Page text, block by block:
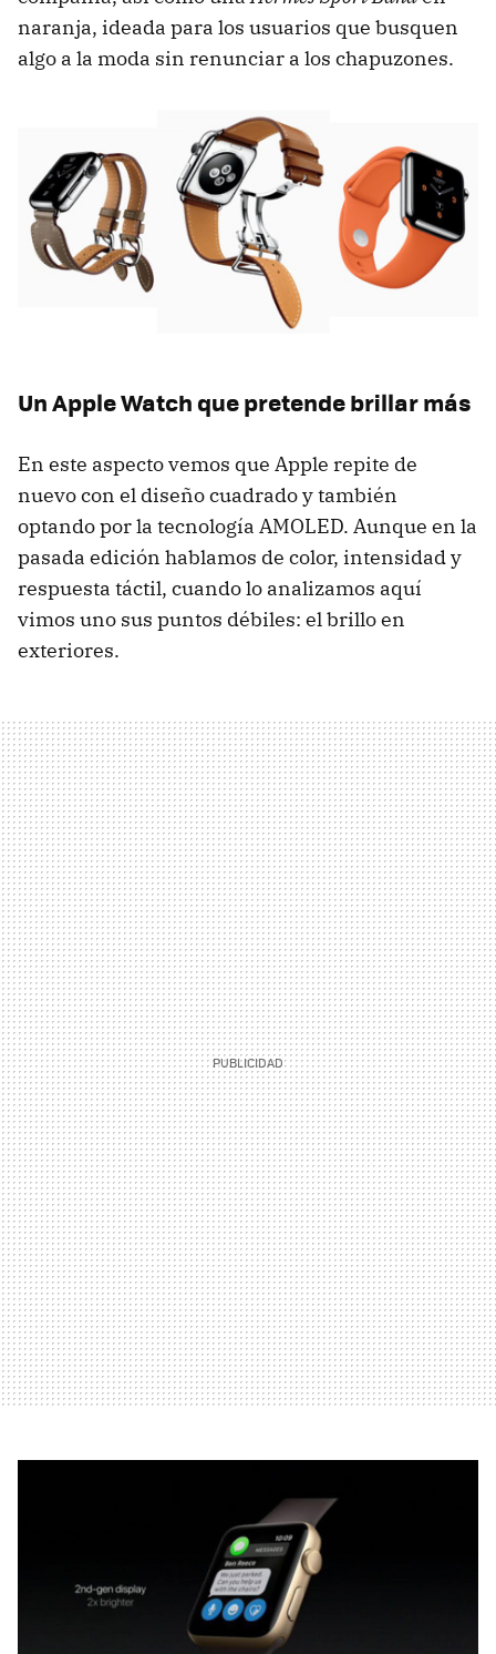
naranja, ideada para los usuarios que busquen
algo a la moda sin renunciar a los chapuzones.
Un Apple Watch que pretende brillar más
En este aspecto vemos que Apple repite de
nuevo con el diseño cuadrado y también
optando por la tecnología AMOLED. Aunque en la
pasada edición hablamos de color, intensidad y
respuesta táctil, cuando lo analizamos aquí
vimos uno sus puntos débiles: el brillo en
exteriores.